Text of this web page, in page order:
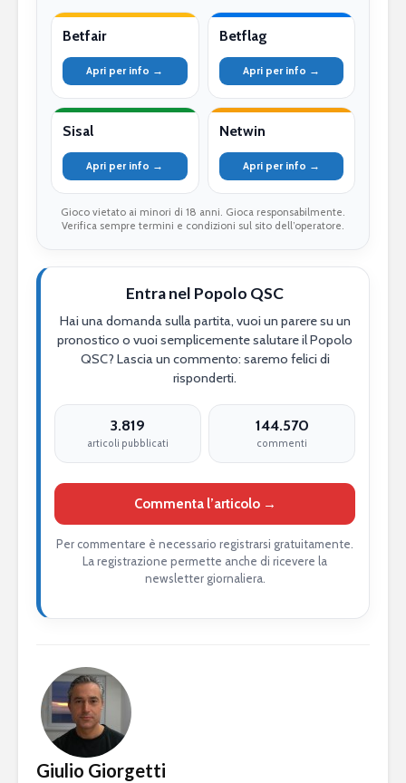
Betfair
Apri per info →
Betflag
Apri per info →
Sisal
Apri per info →
Netwin
Apri per info →
Gioco vietato ai minori di 18 anni. Gioca responsabilmente.
Verifica sempre termini e condizioni sul sito dell’operatore.
Entra nel Popolo QSC
Hai una domanda sulla partita, vuoi un parere su un
pronostico o vuoi semplicemente salutare il Popolo
QSC? Lascia un commento: saremo felici di
risponderti.
3.819
articoli pubblicati
144.570
commenti
Commenta l’articolo →
Per commentare è necessario registrarsi gratuitamente.
La registrazione permette anche di ricevere la
newsletter giornaliera.
Giulio Giorgetti